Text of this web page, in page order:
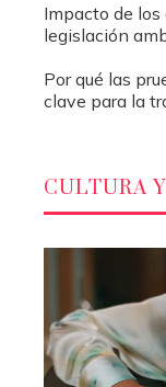
Impacto de
legislación
Por qué las
clave para la
CULTURA